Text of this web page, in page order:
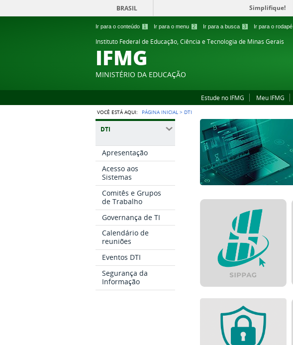
Ir para o conteúdo 1 Ir para o menu 2 Ir para a busca 3 Ir para o rodapé
BRASIL Simplifique!
Instituto Federal de Educação, Ciência e Tecnologia de Minas Gerais
IFMG
MINISTÉRIO DA EDUCAÇÃO
Estude no IFMG Meu IFMG
VOCÊ ESTÁ AQUI: PÁGINA INICIAL > DTI
DTI
Apresentação
Acesso aos
Sistemas
Comitês e Grupos
de Trabalho
Governança de TI
Calendário de
reuniões
Eventos DTI
Segurança da
Informação